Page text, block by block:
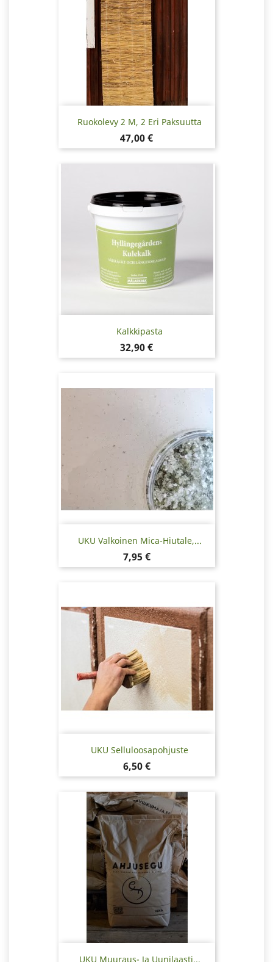
Ruokolevy 2 M, 2 Eri Paksuutta
Hinta
47,00 €
Kalkkipasta
Hinta
32,90 €
UKU Valkoinen Mica-Hiutale,...
Hinta
7,95 €
UKU Selluloosapohjuste
Hinta
6,50 €
UKU Muuraus- Ja Uunilaasti...